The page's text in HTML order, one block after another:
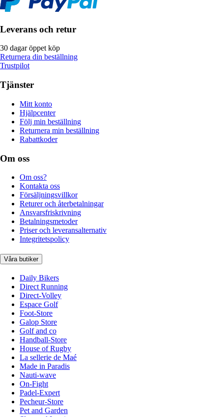
Leverans och retur
30 dagar öppet köp
Returnera din beställning
Trustpilot
Tjänster
Mitt konto
Hjälpcenter
Följ min beställning
Returnera min beställning
Rabattkoder
Om oss
Om oss?
Kontakta oss
Försäljningsvillkor
Returer och återbetalningar
Ansvarsfriskrivning
Betalningsmetoder
Priser och leveransalternativ
Integritetspolicy
Våra butiker
Daily Bikers
Direct Running
Direct-Volley
Espace Golf
Foot-Store
Galop Store
Golf and co
Handball-Store
House of Rugby
La sellerie de Maé
Made in Paradis
Nauti-wave
On-Fight
Padel-Expert
Pecheur-Store
Pet and Garden